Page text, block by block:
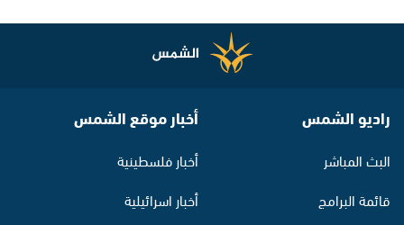
راديو الشمس
البث المباشر
قائمة البرامج
أخبار موقع الشمس
أخبار فلسطينية
أخبار اسرائيلية